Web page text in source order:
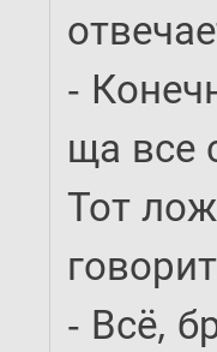
-
ща все
Тот
- Всё,